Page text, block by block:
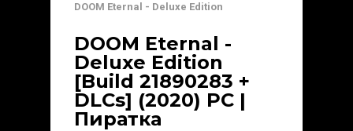
DOOM Eternal - Deluxe Edition
DOOM Eternal -
Deluxe Edition
[Build 21890283 +
DLCs] (2020) PC |
Пиратка